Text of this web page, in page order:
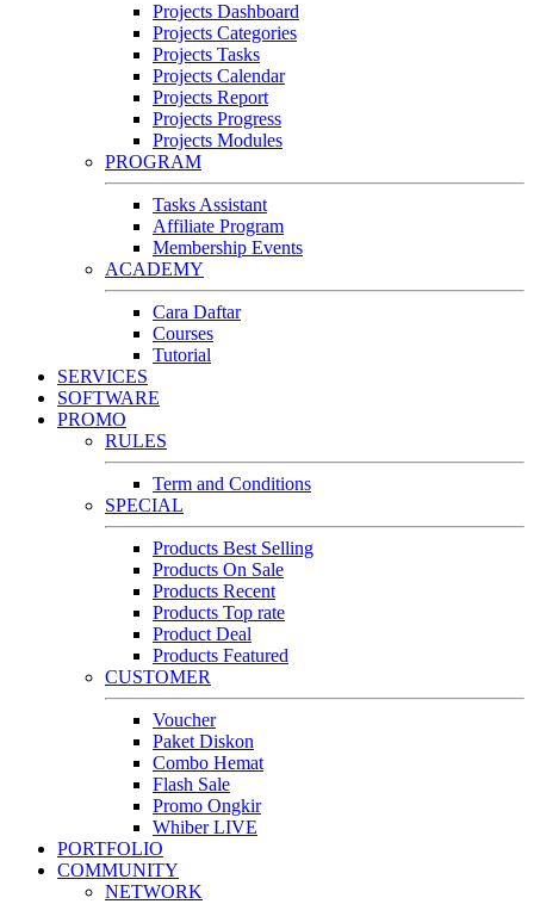
Projects Dashboard
Projects Categories
Projects Tasks
Projects Calendar
Projects Report
Projects Progress
Projects Modules
PROGRAM
Tasks Assistant
Affiliate Program
Membership Events
ACADEMY
Cara Daftar
Courses
Tutorial
SERVICES
SOFTWARE
PROMO
RULES
Term and Conditions
SPECIAL
Products Best Selling
Products On Sale
Products Recent
Products Top rate
Product Deal
Products Featured
CUSTOMER
Voucher
Paket Diskon
Combo Hemat
Flash Sale
Promo Ongkir
Whiber LIVE
PORTFOLIO
COMMUNITY
NETWORK